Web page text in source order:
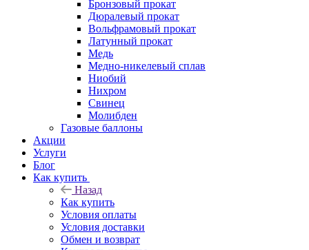
Бронзовый прокат
Дюралевый прокат
Вольфрамовый прокат
Латунный прокат
Медь
Медно-никелевый сплав
Ниобий
Нихром
Свинец
Молибден
Газовые баллоны
Акции
Услуги
Блог
Как купить
Назад
Как купить
Условия оплаты
Условия доставки
Обмен и возврат